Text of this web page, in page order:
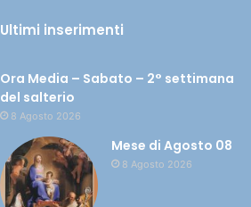
Ultimi inserimenti
Ora Media – Sabato – 2° settimana
del salterio
8 Agosto 2026
Mese di Agosto 08
8 Agosto 2026